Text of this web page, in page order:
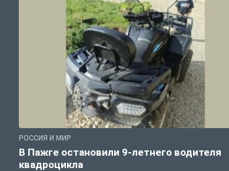
РОССИЯ И МИР
В Пажге остановили 9-летнего водителя
квадроцикла